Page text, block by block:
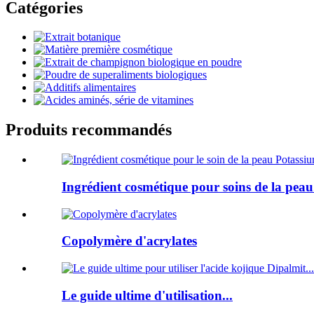
Catégories
Produits recommandés
Ingrédient cosmétique pour soins de la
Copolymère d'acrylates
Le guide ultime d'utilisation...